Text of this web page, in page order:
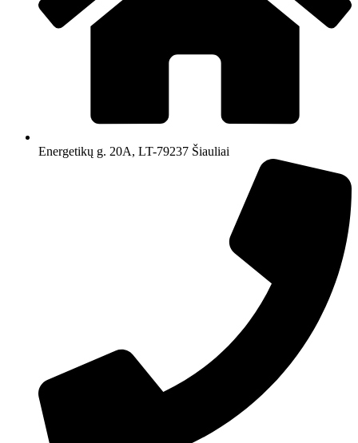
Energetikų g. 20A, LT-79237 Šiauliai